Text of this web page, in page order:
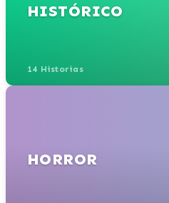
HISTÓRICO
14 Historias
HORROR